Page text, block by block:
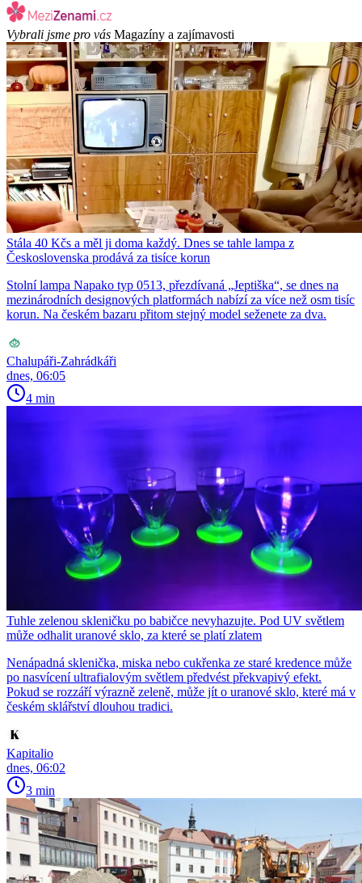
Vybrali jsme pro vás Magazíny a zajímavosti
Stála 40 Kčs a měl ji doma každý. Dnes se tahle lampa z
Československa prodává za tisíce korun
Stolní lampa Napako typ 0513, přezdívaná „Jeptiška“, se dnes na
mezinárodních designových platformách nabízí za více než osm tisíc
korun. Na českém bazaru přitom stejný model seženete za dva.
Chalupáři-Zahrádkáři
dnes, 06:05
4 min
Tuhle zelenou skleničku po babičce nevyhazujte. Pod UV světlem
může odhalit uranové sklo, za které se platí zlatem
Nenápadná sklenička, miska nebo cukřenka ze staré kredence může
po nasvícení ultrafialovým světlem předvést překvapivý efekt.
Pokud se rozzáří výrazně zeleně, může jít o uranové sklo, které má v
českém sklářství dlouhou tradici.
Kapitalio
dnes, 06:02
3 min